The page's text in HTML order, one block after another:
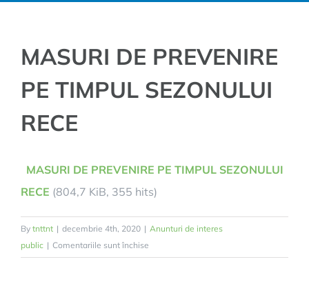
MASURI DE PREVENIRE
PE TIMPUL SEZONULUI
RECE
MASURI DE PREVENIRE PE TIMPUL SEZONULUI
RECE (804,7 KiB, 355 hits)
By tnttnt | decembrie 4th, 2020 | Anunturi de interes
public | Comentariile sunt închise
MASURI